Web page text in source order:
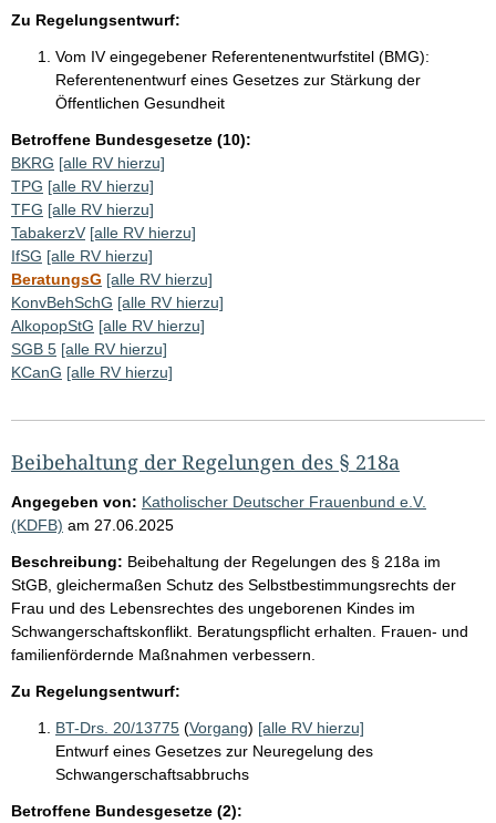
Zu Regelungsentwurf:
Vom IV eingegebener Referentenentwurfstitel (BMG):
Referentenentwurf eines Gesetzes zur Stärkung der
Öffentlichen Gesundheit
Betroffene Bundesgesetze (10):
BKRG [alle RV hierzu]
TPG [alle RV hierzu]
TFG [alle RV hierzu]
TabakerzV [alle RV hierzu]
IfSG [alle RV hierzu]
BeratungsG [alle RV hierzu]
KonvBehSchG [alle RV hierzu]
AlkopopStG [alle RV hierzu]
SGB 5 [alle RV hierzu]
KCanG [alle RV hierzu]
Beibehaltung der Regelungen des § 218a
Angegeben von: Katholischer Deutscher Frauenbund e.V.
(KDFB) am 27.06.2025
Beschreibung: Beibehaltung der Regelungen des § 218a im
StGB, gleichermaßen Schutz des Selbstbestimmungsrechts der
Frau und des Lebensrechtes des ungeborenen Kindes im
Schwangerschaftskonflikt. Beratungspflicht erhalten. Frauen- und
familienfördernde Maßnahmen verbessern.
Zu Regelungsentwurf:
BT-Drs. 20/13775 (Vorgang) [alle RV hierzu]
Entwurf eines Gesetzes zur Neuregelung des
Schwangerschaftsabbruchs
Betroffene Bundesgesetze (2):